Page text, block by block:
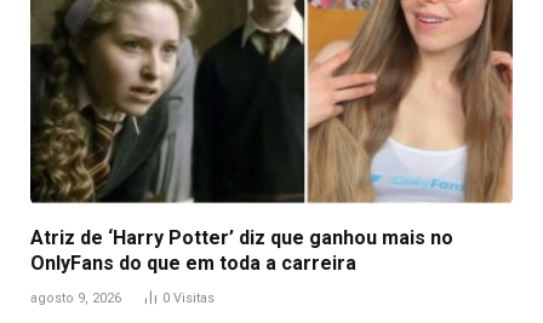
Atriz de ‘Harry Potter’ diz que ganhou mais no
OnlyFans do que em toda a carreira
agosto 9, 2026 0 Visitas